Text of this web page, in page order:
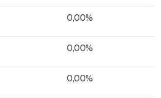
0,00%
0,00%
0,00%